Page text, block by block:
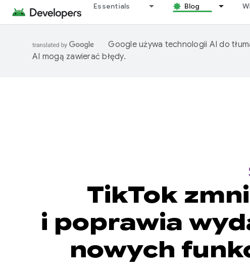
Essentials Blog
Google używa technologii AI do
AI mogą zawierać błędy.
TikTok
i poprawia
nowych